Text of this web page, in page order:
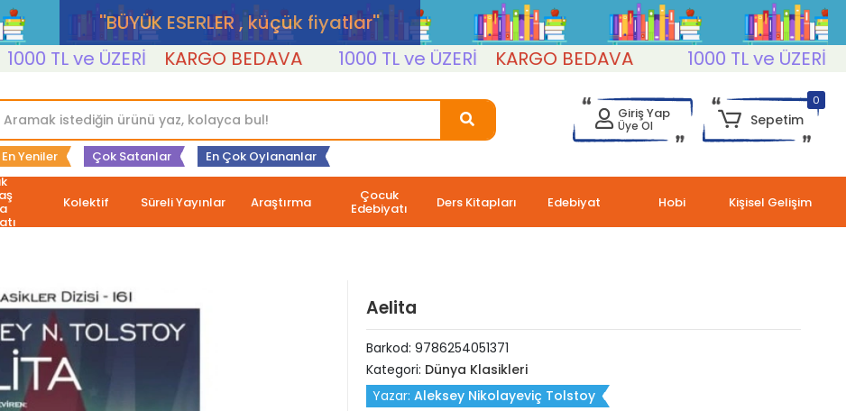
''BÜYÜK ESERLER , küçük fiyatlar''
TL ve ÜZERİ KARGO BEDAVA 1000 TL ve ÜZERİ KARGO BEDAVA 1000 TL ve ÜZERİ
En Yeniler Çok Satanlar En Çok Oylananlar
Giriş Yap
Üye Ol
0
Sepetim
Kolektif Süreli Yayınlar Araştırma Çocuk
Edebiyatı Ders Kitapları Edebiyat Hobi Kişisel Gelişim
Aelita
Barkod: 9786254051371
Kategori: Dünya Klasikleri
Yazar: Aleksey Nikolayeviç Tolstoy